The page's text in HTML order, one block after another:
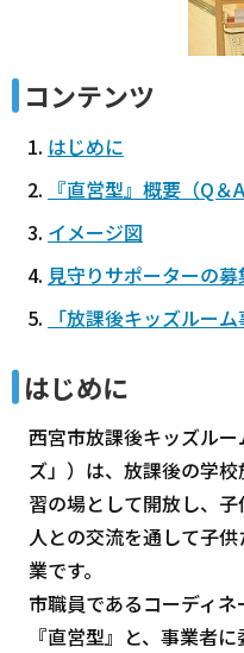
コンテンツ
はじめに
『直営型』概要（Q＆A
イメージ図
見守りサポーターの
「放課後キッズルー
はじめに
西宮市放課後キッズル
ズ」）は、放課後の学
習の場として開放し、
人との交流を通して子
業です。
市職員であるコーディ
『直営型』と、事業者